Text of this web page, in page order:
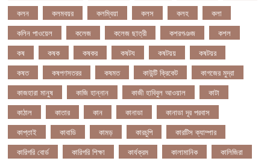
কলন
কলমবয়র কলম্বিয়া কলস কলহ
কলা
কলিন পাওয়েল
কলেজ কলেজ ছাত্রী কশরগঞজ
কশল
কষ
কষক কষকর কষটয কষটয়য়
কষটয়র
কষত
কষপণসতরর কষমত কাউন্টি ক্রিকেট
কাগজের মুদ্রা
কাজহারা মানুষ
কাজি হান্নান কাজী হাবিবুল আওয়াল
কাটা
কাঠাল
কাতার কান কানাডা
কানাডা দূর পরবাস
কাপ্তাই
কাবাডি কামড় কারচুপি
কারটিস ক্যাম্পার
কারিগরি বোর্ড
কারিগরি শিক্ষা কার্যক্রম কালামানিক
কালিজিরা